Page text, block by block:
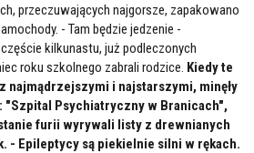
przeczuwających najgorsze, zapakowano
- Tam będzie jedzenie -
kilkunastu, już podleczonych
roku szkolnego zabrali rodzice. Kiedy te
najmądrzejszymi i najstarszymi, minęły
"Szpital Psychiatryczny w Branicach",
furii wyrywali listy z drewnianych
- Epileptycy są piekielnie silni w rękach.